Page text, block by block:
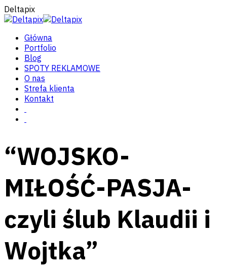
Deltapix
Główna
Portfolio
Blog
SPOTY REKLAMOWE
O nas
Strefa klienta
Kontakt
“WOJSKO-
MIŁOŚĆ-PASJA-
czyli ślub Klaudii i
Wojtka”